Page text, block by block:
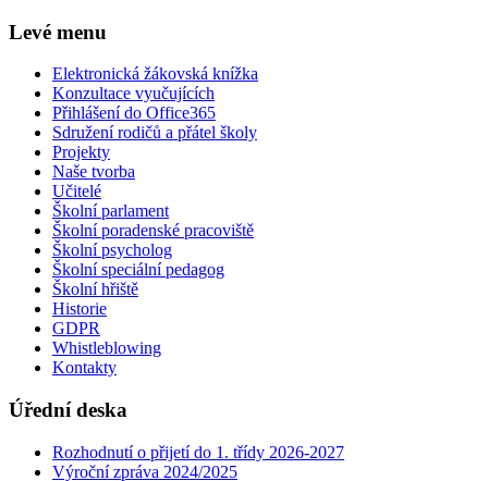
Levé menu
Elektronická žákovská knížka
Konzultace vyučujících
Přihlášení do Office365
Sdružení rodičů a přátel školy
Projekty
Naše tvorba
Učitelé
Školní parlament
Školní poradenské pracoviště
Školní psycholog
Školní speciální pedagog
Školní hřiště
Historie
GDPR
Whistleblowing
Kontakty
Úřední deska
Rozhodnutí o přijetí do 1. třídy 2026-2027
Výroční zpráva 2024/2025